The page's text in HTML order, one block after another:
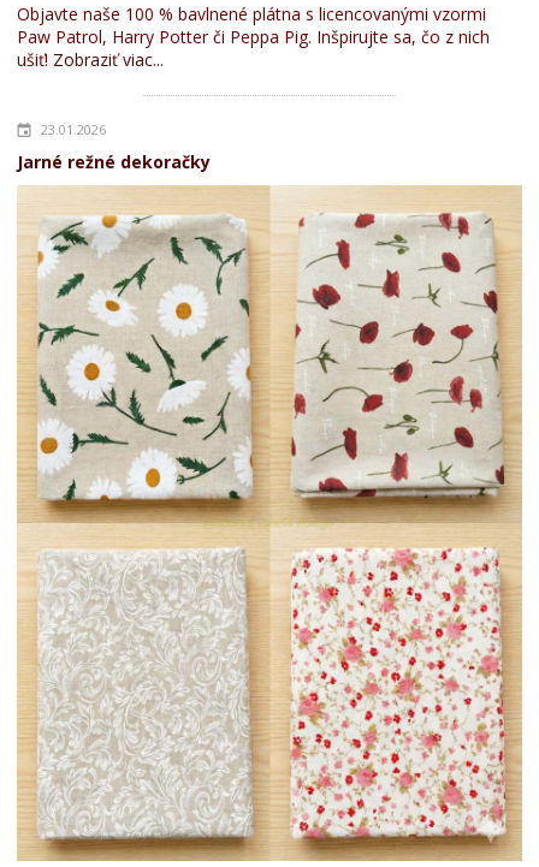
Objavte naše 100 % bavlnené plátna s licencovanými vzormi
Paw Patrol, Harry Potter či Peppa Pig. Inšpirujte sa, čo z nich
ušiť! Zobraziť viac...
23.01.2026
Jarné režné dekoračky